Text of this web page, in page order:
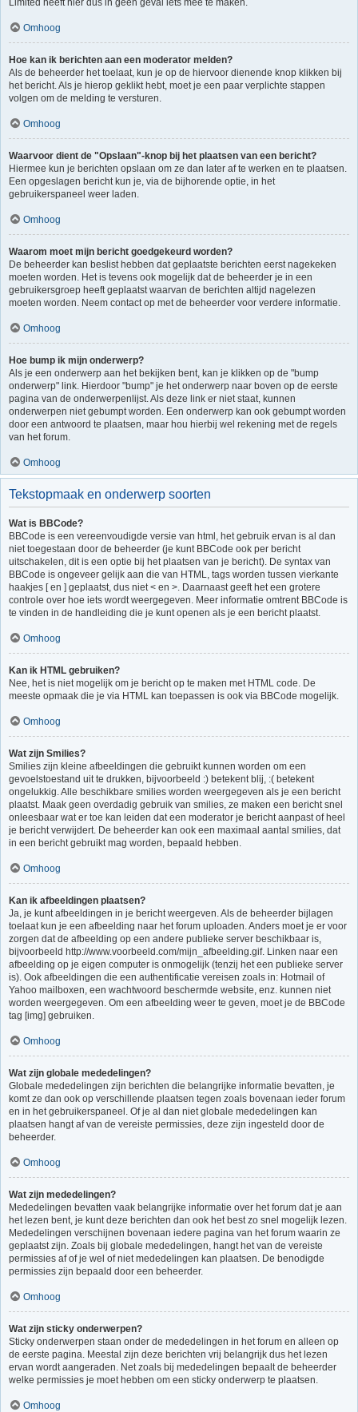
Limited heeft hier dus in geen geval iets mee te maken.
Omhoog
Hoe kan ik berichten aan een moderator melden?
Als de beheerder het toelaat, kun je op de hiervoor dienende knop klikken bij
het bericht. Als je hierop geklikt hebt, moet je een paar verplichte stappen
volgen om de melding te versturen.
Omhoog
Waarvoor dient de "Opslaan"-knop bij het plaatsen van een bericht?
Hiermee kun je berichten opslaan om ze dan later af te werken en te plaatsen.
Een opgeslagen bericht kun je, via de bijhorende optie, in het
gebruikerspaneel weer laden.
Omhoog
Waarom moet mijn bericht goedgekeurd worden?
De beheerder kan beslist hebben dat geplaatste berichten eerst nagekeken
moeten worden. Het is tevens ook mogelijk dat de beheerder je in een
gebruikersgroep heeft geplaatst waarvan de berichten altijd nagelezen
moeten worden. Neem contact op met de beheerder voor verdere informatie.
Omhoog
Hoe bump ik mijn onderwerp?
Als je een onderwerp aan het bekijken bent, kan je klikken op de "bump
onderwerp" link. Hierdoor "bump" je het onderwerp naar boven op de eerste
pagina van de onderwerpenlijst. Als deze link er niet staat, kunnen
onderwerpen niet gebumpt worden. Een onderwerp kan ook gebumpt worden
door een antwoord te plaatsen, maar hou hierbij wel rekening met de regels
van het forum.
Omhoog
Tekstopmaak en onderwerp soorten
Wat is BBCode?
BBCode is een vereenvoudigde versie van html, het gebruik ervan is al dan
niet toegestaan door de beheerder (je kunt BBCode ook per bericht
uitschakelen, dit is een optie bij het plaatsen van je bericht). De syntax van
BBCode is ongeveer gelijk aan die van HTML, tags worden tussen vierkante
haakjes [ en ] geplaatst, dus niet < en >. Daarnaast geeft het een grotere
controle over hoe iets wordt weergegeven. Meer informatie omtrent BBCode is
te vinden in de handleiding die je kunt openen als je een bericht plaatst.
Omhoog
Kan ik HTML gebruiken?
Nee, het is niet mogelijk om je bericht op te maken met HTML code. De
meeste opmaak die je via HTML kan toepassen is ook via BBCode mogelijk.
Omhoog
Wat zijn Smilies?
Smilies zijn kleine afbeeldingen die gebruikt kunnen worden om een
gevoelstoestand uit te drukken, bijvoorbeeld :) betekent blij, :( betekent
ongelukkig. Alle beschikbare smilies worden weergegeven als je een bericht
plaatst. Maak geen overdadig gebruik van smilies, ze maken een bericht snel
onleesbaar wat er toe kan leiden dat een moderator je bericht aanpast of heel
je bericht verwijdert. De beheerder kan ook een maximaal aantal smilies, dat
in een bericht gebruikt mag worden, bepaald hebben.
Omhoog
Kan ik afbeeldingen plaatsen?
Ja, je kunt afbeeldingen in je bericht weergeven. Als de beheerder bijlagen
toelaat kun je een afbeelding naar het forum uploaden. Anders moet je er voor
zorgen dat de afbeelding op een andere publieke server beschikbaar is,
bijvoorbeeld http://www.voorbeeld.com/mijn_afbeelding.gif. Linken naar een
afbeelding op je eigen computer is onmogelijk (tenzij het een publieke server
is). Ook afbeeldingen die een authentificatie vereisen zoals in: Hotmail of
Yahoo mailboxen, een wachtwoord beschermde website, enz. kunnen niet
worden weergegeven. Om een afbeelding weer te geven, moet je de BBCode
tag [img] gebruiken.
Omhoog
Wat zijn globale mededelingen?
Globale mededelingen zijn berichten die belangrijke informatie bevatten, je
komt ze dan ook op verschillende plaatsen tegen zoals bovenaan ieder forum
en in het gebruikerspaneel. Of je al dan niet globale mededelingen kan
plaatsen hangt af van de vereiste permissies, deze zijn ingesteld door de
beheerder.
Omhoog
Wat zijn mededelingen?
Mededelingen bevatten vaak belangrijke informatie over het forum dat je aan
het lezen bent, je kunt deze berichten dan ook het best zo snel mogelijk lezen.
Mededelingen verschijnen bovenaan iedere pagina van het forum waarin ze
geplaatst zijn. Zoals bij globale mededelingen, hangt het van de vereiste
permissies af of je wel of niet mededelingen kan plaatsen. De benodigde
permissies zijn bepaald door een beheerder.
Omhoog
Wat zijn sticky onderwerpen?
Sticky onderwerpen staan onder de mededelingen in het forum en alleen op
de eerste pagina. Meestal zijn deze berichten vrij belangrijk dus het lezen
ervan wordt aangeraden. Net zoals bij mededelingen bepaalt de beheerder
welke permissies je moet hebben om een sticky onderwerp te plaatsen.
Omhoog